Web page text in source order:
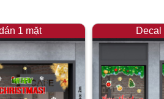
1 mặt Decal